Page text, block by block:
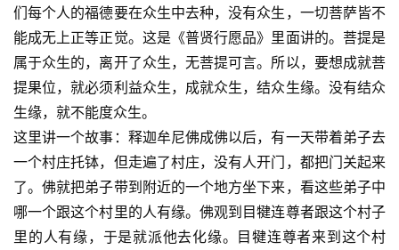
们每个人的福德要在众生中去种，没有众生，一切菩萨皆不
能成无上正等正觉。这是《普贤行愿品》里面讲的。菩提是
属于众生的，离开了众生，无菩提可言。所以，要想成就菩
提果位，就必须利益众生，成就众生，结众生缘。没有结众
生缘，就不能度众生。
这里讲一个故事：释迦牟尼佛成佛以后，有一天带着弟子去
一个村庄托钵，但走遍了村庄，没有人开门，都把门关起来
了。佛就把弟子带到附近的一个地方坐下来，看这些弟子中
哪一个跟这个村里的人有缘。佛观到目犍连尊者跟这个村子
里的人有缘，于是就派他去化缘。目犍连尊者来到这个村